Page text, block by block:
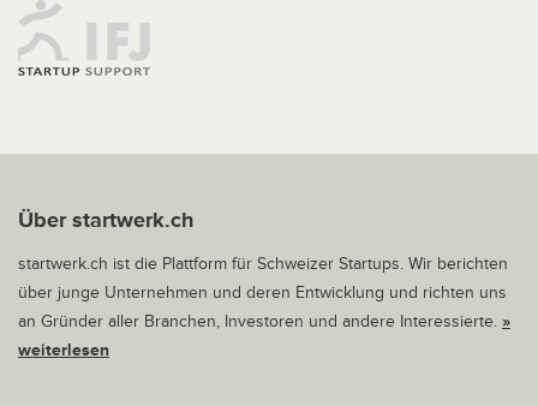
Über startwerk.ch
startwerk.ch ist die Plattform für Schweizer Startups. Wir berichten
über junge Unternehmen und deren Entwicklung und richten uns
an Gründer aller Branchen, Investoren und andere Interessierte. »
weiterlesen